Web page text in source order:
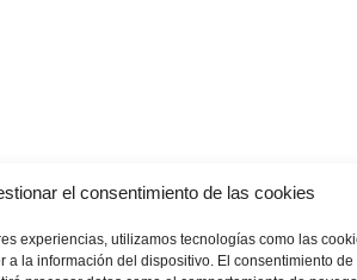
el consentimiento de las cookies
experiencias, utilizamos tecnologías como las
a la información del dispositivo. El consentimiento de